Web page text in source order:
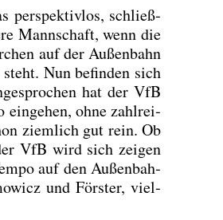
per­spek­tiv­los, schließ­
Mann­schaft, wenn die
auf der Außen­bahn
Nun befin­den sich
hat der VfB
ein­ge­hen, ohne zahl­rei­
ziem­lich gut rein. Ob
VfB wird sich zei­gen
auf den Außen­bah­
und Förs­ter, viel­